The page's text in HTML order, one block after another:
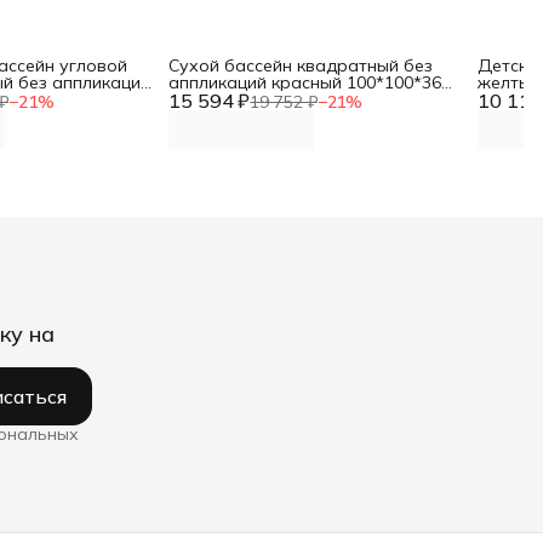
−21%
угловой
без аппликаций
15 594 ₽19 752 ₽−21%
Сухой бассейн квадратный без
аппликаций красный 100*100*36
DNN 10
желтый
см DNN
на